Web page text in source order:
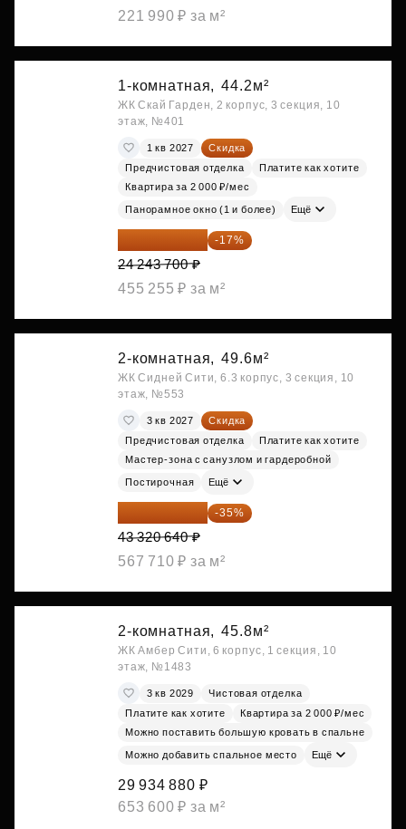
221 990 ₽ за м²
1-комнатная, 44.2м²
ЖК Скай Гарден, 2 корпус, 3 секция, 10
этаж, №401
1 кв 2027
Скидка
Предчистовая отделка
Платите как хотите
Квартира за 2 000 ₽/мес
Панорамное окно (1 и более) Ещё
20 122 271 ₽ -17%
24 243 700 ₽
455 255 ₽ за м²
2-комнатная, 49.6м²
ЖК Сидней Сити, 6.3 корпус, 3 секция, 10
этаж, №553
3 кв 2027
Скидка
Предчистовая отделка
Платите как хотите
Мастер-зона с санузлом и гардеробной
Постирочная Ещё
28 158 416 ₽ -35%
43 320 640 ₽
567 710 ₽ за м²
2-комнатная, 45.8м²
ЖК Амбер Сити, 6 корпус, 1 секция, 10
этаж, №1483
3 кв 2029
Чистовая отделка
Платите как хотите
Квартира за 2 000 ₽/мес
Можно поставить большую кровать в спальне
Можно добавить спальное место Ещё
29 934 880 ₽
653 600 ₽ за м²